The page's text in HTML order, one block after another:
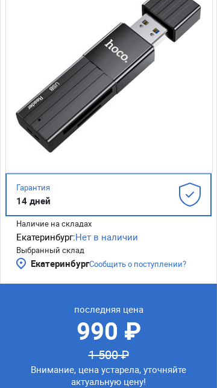
Гарантия
14 дней
Наличие на складах
Екатеринбург:Нет в наличии
Выбранный склад
ЕкатеринбургСообщить о поступлении?
последняя цена
990 ₽
1 500 ₽
Внимание, цена устарела, уточняйте
актуальную цену!